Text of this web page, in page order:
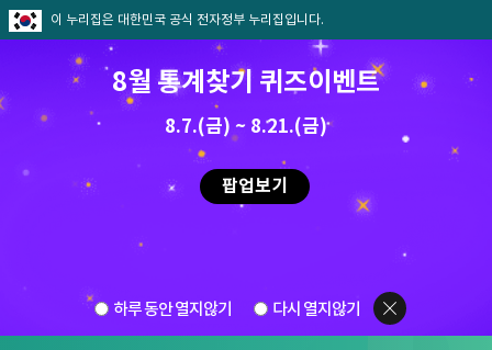
이 누리집은 대한민국 공식 전자정부 누리집입니다.
8월 통계찾기 퀴즈이벤트
8.7.(금) ~ 8.21.(금)
팝업보기
하루 동안 열지않기 다시 열지않기